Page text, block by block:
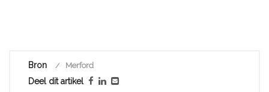
Bron Merford
Deel dit artikel